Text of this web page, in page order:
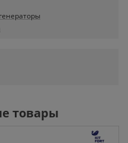
товары